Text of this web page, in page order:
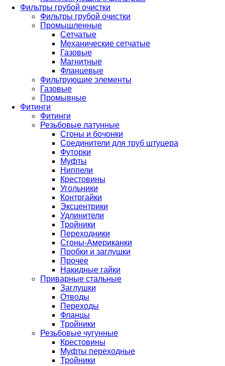
Фильтры грубой очистки
Фильтры грубой очистки
Промышленные
Сетчатые
Механические сетчатые
Газовые
Магнитные
Фланцевые
Фильтрующие элементы
Газовые
Промывные
Фитинги
Фитинги
Резьбовые латунные
Сгоны и бочонки
Соединители для труб штуцера
Футорки
Муфты
Ниппели
Крестовины
Угольники
Контргайки
Эксцентрики
Удлинители
Тройники
Переходники
Сгоны-Американки
Пробки и заглушки
Прочее
Накидные гайки
Приварные стальные
Заглушки
Отводы
Переходы
Фланцы
Тройники
Резьбовые чугунные
Крестовины
Муфты переходные
Тройники